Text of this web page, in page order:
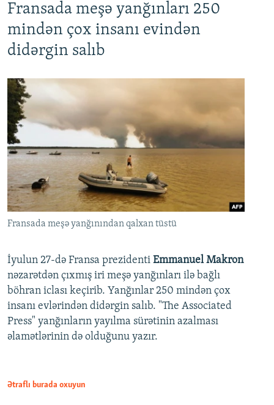
Fransada meşə yanğınları 250
mindən çox insanı evindən
didərgin salıb
Fransada meşə yanğınından qalxan tüstü
İyulun 27-də Fransa prezidenti Emmanuel Makron
nəzarətdən çıxmış iri meşə yanğınları ilə bağlı
böhran iclası keçirib. Yanğınlar 250 mindən çox
insanı evlərindən didərgin salıb. "The Associated
Press" yanğınların yayılma sürətinin azalması
əlamətlərinin də olduğunu yazır.
Ətraflı burada oxuyun